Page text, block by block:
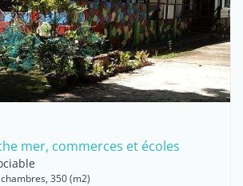
mer, commerces et écoles
350 (m2)